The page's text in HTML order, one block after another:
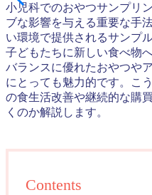
小児科でのおやつサンプリ
ブな影響を与える重要な手
い環境で提供されるサンプ
子どもたちに新しい食べ物
バランスに優れたおやつや
にとっても魅力的です。こ
の食生活改善や継続的な購
くのか解説します。
Contents